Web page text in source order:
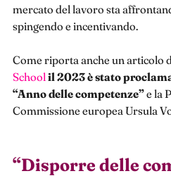
mercato del lavoro sta
spingendo e incentivando.
Come riporta anche un articolo
School il 2023 è stato
“Anno delle competenze”e la
Commissione europea Ursula
“Disporre delle